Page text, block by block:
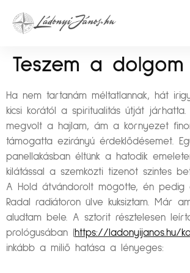
Teszem a dolgom
Ha nem tartanám méltatlannak, hát
kicsi korától a spiritualitás útját
megvolt a hajlam, ám a környezet
támogatta ezirányú érdeklődésemet.
panellakásban éltünk a hatodik
kilátással a szemközti tizenöt szintes
A Hold átvándorolt mögötte, én pedig
Radal radiátoron ülve kuksiztam. Már
aludtam bele. A sztorit résztelesen
prológusában (https://ladonyijanos.hu/
inkább a miliő hatása a lényeges: